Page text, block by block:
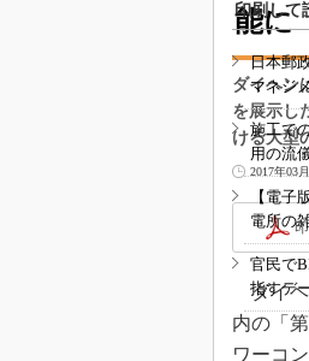
能に
ダイヘン
を展示し
ける大型
2017年03
ダイヘ
内の「
ワーコ
印刷して
日本郵
マネジ
施工で
用の流儀
【電子
電所の
官民で
指すデ